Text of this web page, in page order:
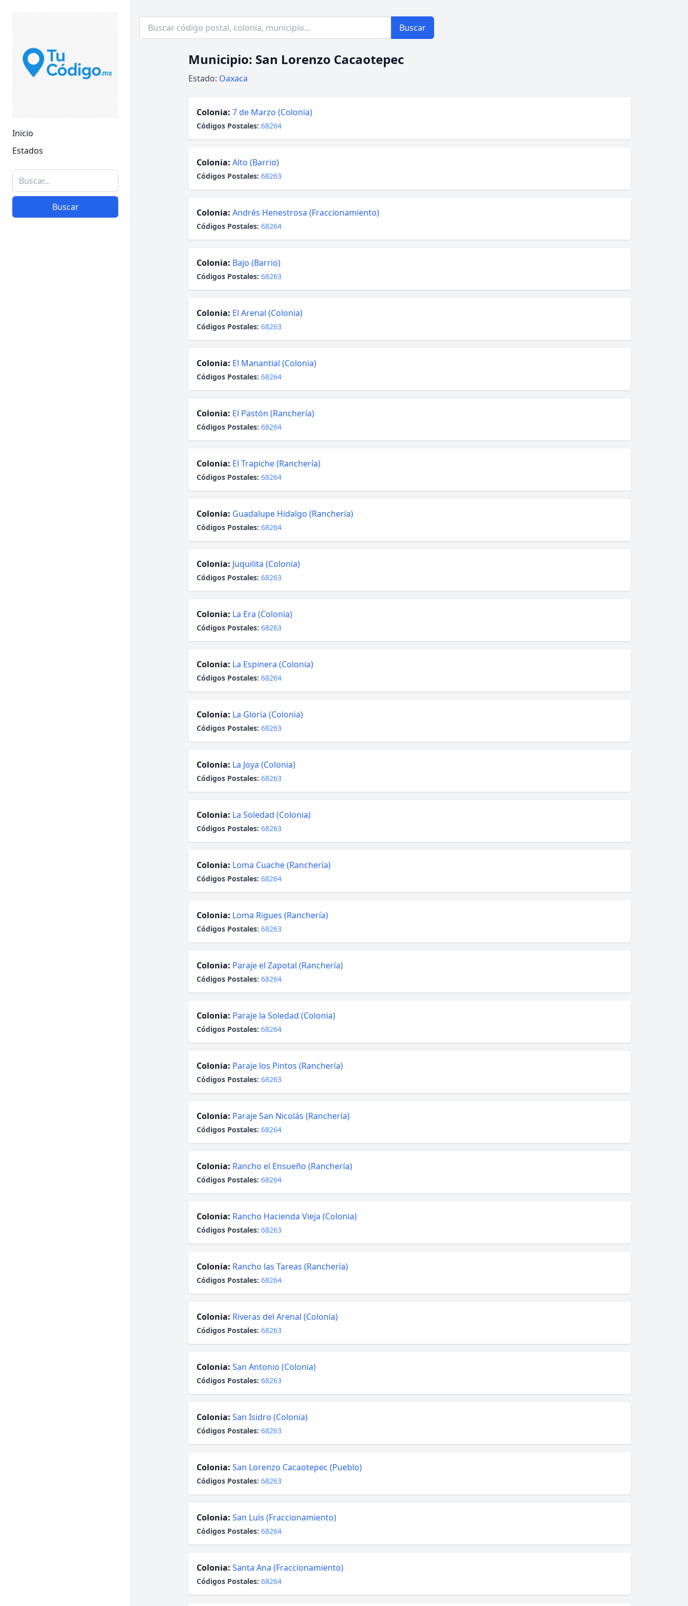
Inicio
Estados
Buscar
Buscar
Municipio: San Lorenzo Cacaotepec
Estado: Oaxaca
Colonia: 7 de Marzo (Colonia)
Códigos Postales: 68264
Colonia: Alto (Barrio)
Códigos Postales: 68263
Colonia: Andrés Henestrosa (Fraccionamiento)
Códigos Postales: 68264
Colonia: Bajo (Barrio)
Códigos Postales: 68263
Colonia: El Arenal (Colonia)
Códigos Postales: 68263
Colonia: El Manantial (Colonia)
Códigos Postales: 68264
Colonia: El Pastón (Ranchería)
Códigos Postales: 68264
Colonia: El Trapiche (Ranchería)
Códigos Postales: 68264
Colonia: Guadalupe Hidalgo (Ranchería)
Códigos Postales: 68264
Colonia: Juquilita (Colonia)
Códigos Postales: 68263
Colonia: La Era (Colonia)
Códigos Postales: 68263
Colonia: La Espinera (Colonia)
Códigos Postales: 68264
Colonia: La Gloria (Colonia)
Códigos Postales: 68263
Colonia: La Joya (Colonia)
Códigos Postales: 68263
Colonia: La Soledad (Colonia)
Códigos Postales: 68263
Colonia: Loma Cuache (Ranchería)
Códigos Postales: 68264
Colonia: Loma Rigues (Ranchería)
Códigos Postales: 68263
Colonia: Paraje el Zapotal (Ranchería)
Códigos Postales: 68264
Colonia: Paraje la Soledad (Colonia)
Códigos Postales: 68264
Colonia: Paraje los Pintos (Ranchería)
Códigos Postales: 68263
Colonia: Paraje San Nicolás (Ranchería)
Códigos Postales: 68264
Colonia: Rancho el Ensueño (Ranchería)
Códigos Postales: 68264
Colonia: Rancho Hacienda Vieja (Colonia)
Códigos Postales: 68263
Colonia: Rancho las Tareas (Ranchería)
Códigos Postales: 68264
Colonia: Riveras del Arenal (Colonia)
Códigos Postales: 68263
Colonia: San Antonio (Colonia)
Códigos Postales: 68263
Colonia: San Isidro (Colonia)
Códigos Postales: 68263
Colonia: San Lorenzo Cacaotepec (Pueblo)
Códigos Postales: 68263
Colonia: San Luis (Fraccionamiento)
Códigos Postales: 68264
Colonia: Santa Ana (Fraccionamiento)
Códigos Postales: 68264